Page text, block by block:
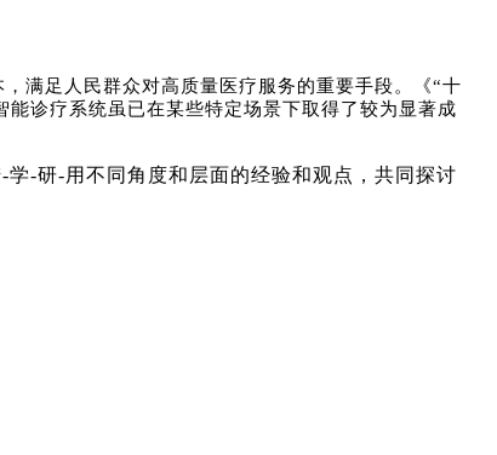
满足人民群众对高质量医疗服务的重要手段。《“十
诊疗系统虽已在某些特定场景下取得了较为显著成
-学-研-用不同角度和层面的经验和观点，共同探讨